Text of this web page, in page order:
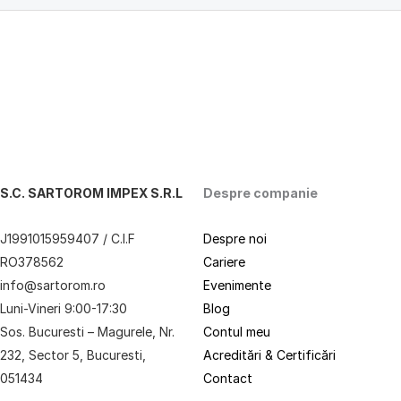
S.C. SARTOROM IMPEX S.R.L
J1991015959407 / C.I.F
RO378562
info@sartorom.ro
Luni-Vineri 9:00-17:30
Sos. Bucuresti – Magurele, Nr.
232, Sector 5, Bucuresti,
051434
Despre companie
Despre noi
Cariere
Evenimente
Blog
Contul meu
Acreditări & Certificări
Contact